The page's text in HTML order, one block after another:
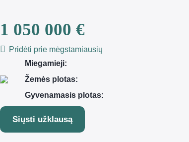
1 050 000 €
Pridėti prie mėgstamiausių
Miegamieji:
Žemės plotas:
Gyvenamasis plotas:
Siųsti užklausą